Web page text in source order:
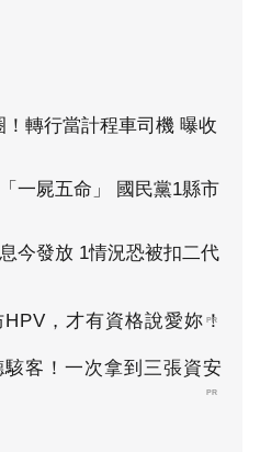
轉行當計程車司機 曝收
一屍五命」 國民黨1縣市
今發放 1情況恐被扣二代
，才有資格說愛妳！
PR
客！一次拿到三張資安
PR